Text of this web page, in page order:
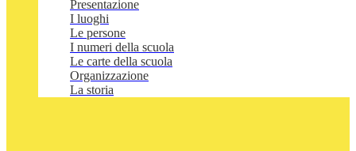
Presentazione
I luoghi
Le persone
I numeri della scuola
Le carte della scuola
Organizzazione
La storia